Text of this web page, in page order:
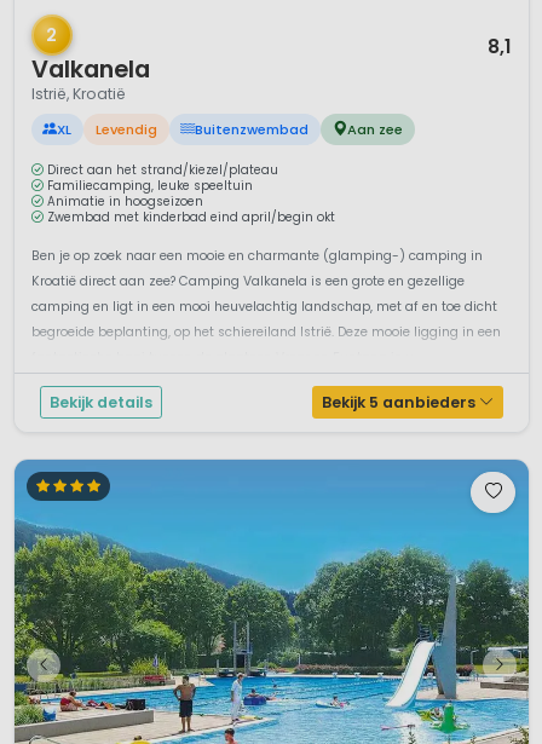
1 / 12
2
Valkanela
8,1
Istrië, Kroatië
XL Levendig Buitenzwembad Aan zee
Direct aan het strand/kiezel/plateau
Familiecamping, leuke speeltuin
Animatie in hoogseizoen
Zwembad met kinderbad eind april/begin okt
Ben je op zoek naar een mooie en charmante (glamping-) camping in
Kroatië direct aan zee? Camping Valkanela is een grote en gezellige
camping en ligt in een mooi heuvelachtig landschap, met af en toe dicht
begroeide beplanting, op het schiereiland Istrië. Deze mooie ligging in een
Bekijk details Bekijk 5 aanbieders